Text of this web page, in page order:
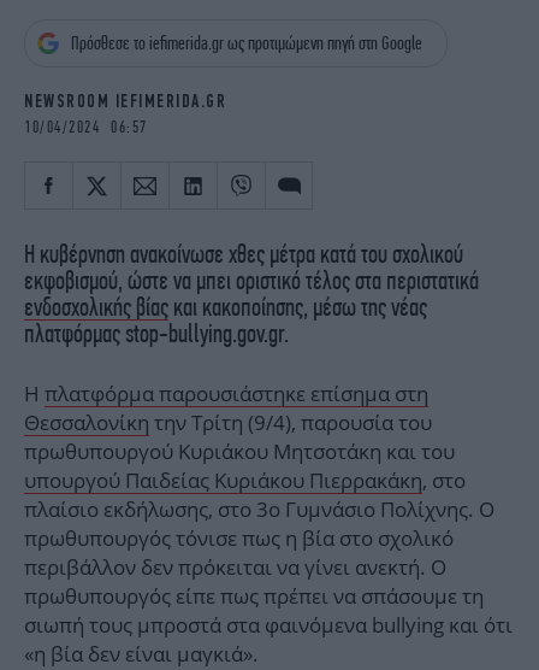
OSCARS
THE OCEAN
Πρόσθεσε το iefimerida.gr ως προτιμώμενη πηγή στη Google
NEWSROOM IEFIMERIDA.GR
10/04/2024 06:57
Η κυβέρνηση ανακοίνωσε χθες μέτρα κατά του σχολικού
εκφοβισμού, ώστε να μπει οριστικό τέλος στα περιστατικά
ενδοσχολικής βίας και κακοποίησης, μέσω της νέας
πλατφόρμας stop-bullying.gov.gr.
Η πλατφόρμα παρουσιάστηκε επίσημα στη
Θεσσαλονίκη την Τρίτη (9/4), παρουσία του
πρωθυπουργού Κυριάκου Μητσοτάκη και του
υπουργού Παιδείας Κυριάκου Πιερρακάκη, στο
πλαίσιο εκδήλωσης, στο 3ο Γυμνάσιο Πολίχνης. Ο
πρωθυπουργός τόνισε πως η βία στο σχολικό
περιβάλλον δεν πρόκειται να γίνει ανεκτή. Ο
πρωθυπουργός είπε πως πρέπει να σπάσουμε τη
σιωπή τους μπροστά στα φαινόμενα bullying και ότι
«η βία δεν είναι μαγκιά».